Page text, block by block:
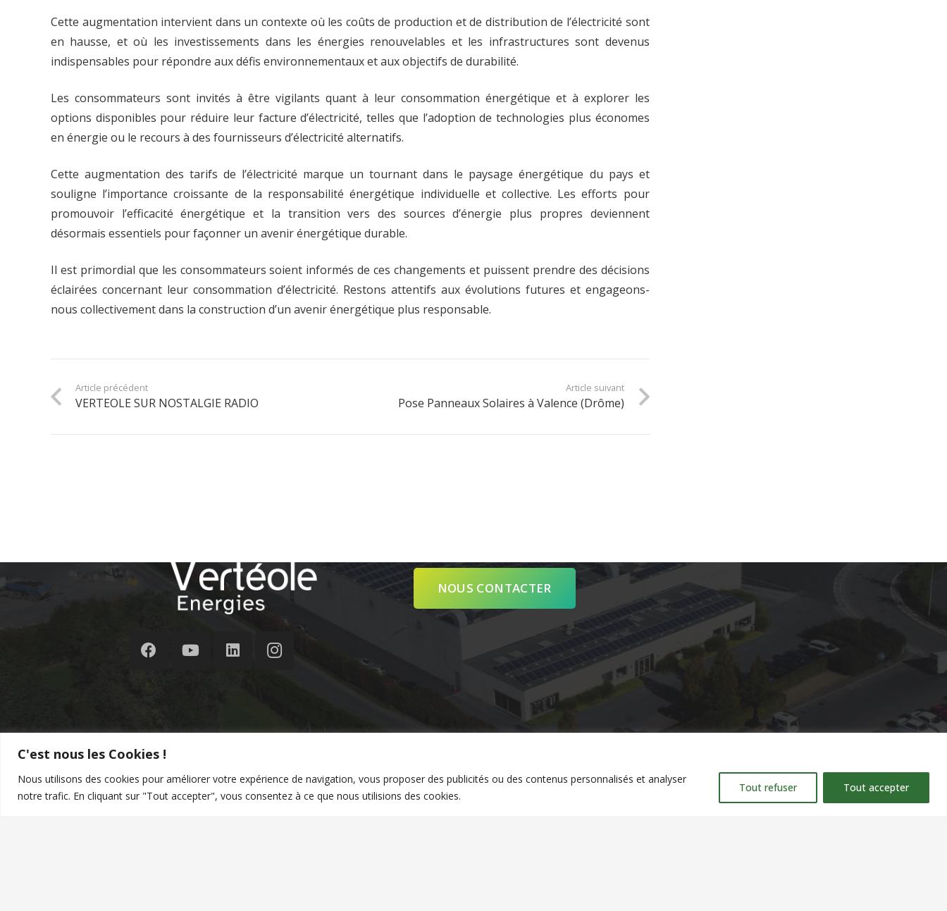
C'est nous les Cookies !
Nous utilisons des cookies pour améliorer votre expérience de navigation, vous proposer des publicités ou des contenus personnalisés et analyser
notre trafic. En cliquant sur "Tout accepter", vous consentez à ce que nous utilisions des cookies.
Tout refuser Tout accepter
Cette augmentation intervient dans un contexte où les coûts de production et de distribution de l’électricité sont
en hausse, et où les investissements dans les énergies renouvelables et les infrastructures sont devenus
indispensables pour répondre aux défis environnementaux et aux objectifs de durabilité.
Les consommateurs sont invités à être vigilants quant à leur consommation énergétique et à explorer les
options disponibles pour réduire leur facture d’électricité, telles que l’adoption de technologies plus économes
en énergie ou le recours à des fournisseurs d’électricité alternatifs.
Cette augmentation des tarifs de l’électricité marque un tournant dans le paysage énergétique du pays et
souligne l’importance croissante de la responsabilité énergétique individuelle et collective. Les efforts pour
promouvoir l’efficacité énergétique et la transition vers des sources d’énergie plus propres deviennent
désormais essentiels pour façonner un avenir énergétique durable.
Il est primordial que les consommateurs soient informés de ces changements et puissent prendre des décisions
éclairées concernant leur consommation d’électricité. Restons attentifs aux évolutions futures et engageons-
nous collectivement dans la construction d’un avenir énergétique plus responsable.
Article précédent
VERTEOLE SUR NOSTALGIE RADIO
Article suivant
Pose Panneaux Solaires à Valence (Drôme)
NOUS CONTACTER
©VERTEOLE|MENTIONS LEGALES|CGV| Site créé énergiquement par l’agence de communication Interpaul